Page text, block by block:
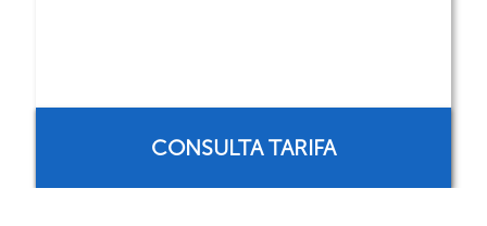
CONSULTA TARIFA